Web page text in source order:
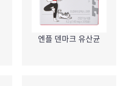
엔플 덴마크 유산균